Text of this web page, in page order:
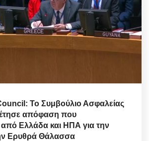
Το Συμβούλιο Ασφαλείας
απόφαση που
από Ελλάδα και ΗΠΑ για την
Ερυθρά Θάλασσα